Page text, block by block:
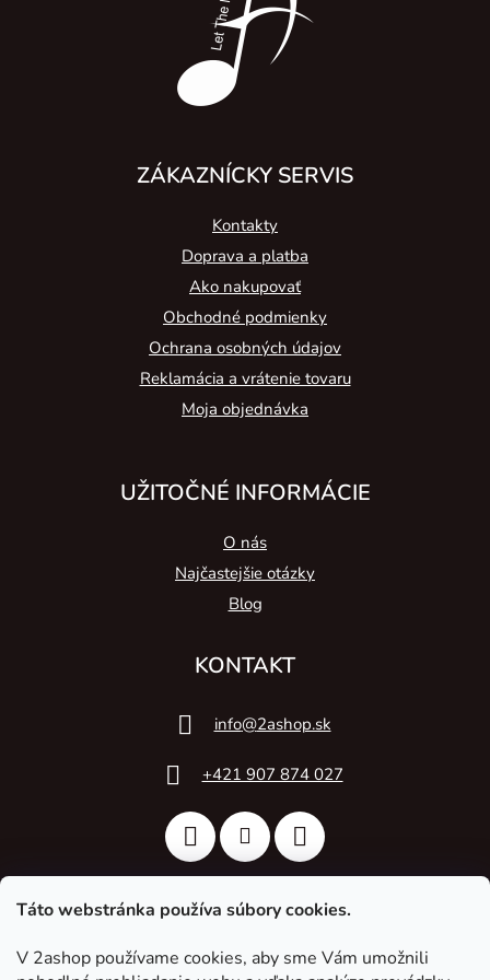
Táto webstránka používa súbory cookies.
V 2ashop používame cookies, aby sme Vám umožnili
ZÁKAZNÍCKY SERVIS
Kontakty
Doprava a platba
Ako nakupovať
Obchodné podmienky
Ochrana osobných údajov
Reklamácia a vrátenie tovaru
Moja objednávka
UŽITOČNÉ INFORMÁCIE
O nás
Najčastejšie otázky
Blog
KONTAKT
info@2ashop.sk
+421 907 874 027
2A Acoustic